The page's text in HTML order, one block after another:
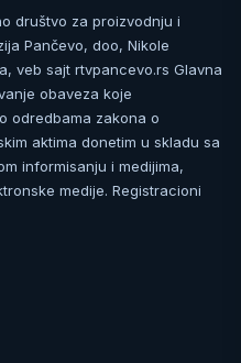
društvo za proizvodnju i
Pančevo, doo, Nikole
veb sajt rtvpancevo.rs Glavna
obaveza koje
odredbama zakona o
aktima donetim u skladu sa
informisanju i medijima,
medije. Registracioni